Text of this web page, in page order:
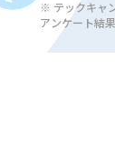
※ テックキャ
アンケート結